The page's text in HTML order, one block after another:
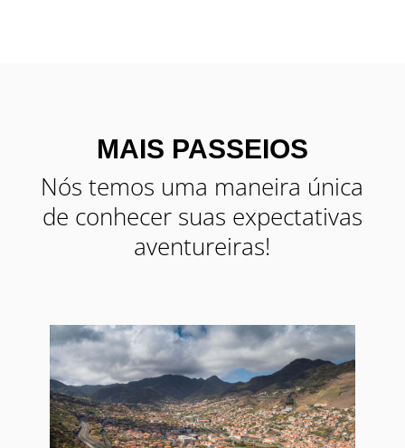
MAIS PASSEIOS
Nós temos uma maneira única
de conhecer suas expectativas
aventureiras!